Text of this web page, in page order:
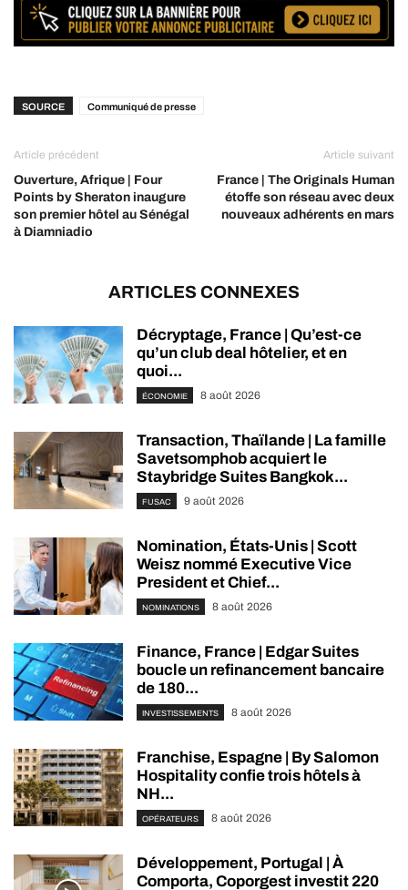
SOURCE Communiqué de presse
Article précédent
Ouverture, Afrique | Four
Points by Sheraton inaugure
son premier hôtel au Sénégal
à Diamniadio
Article suivant
France | The Originals Human
étoffe son réseau avec deux
nouveaux adhérents en mars
ARTICLES CONNEXES
Décryptage, France | Qu’est-ce
qu’un club deal hôtelier, et en
quoi...
ÉCONOMIE 8 août 2026
Transaction, Thaïlande | La famille
Savetsomphob acquiert le
Staybridge Suites Bangkok...
FUSAC 9 août 2026
Nomination, États-Unis | Scott
Weisz nommé Executive Vice
President et Chief...
NOMINATIONS 8 août 2026
Finance, France | Edgar Suites
boucle un refinancement bancaire
de 180...
INVESTISSEMENTS 8 août 2026
Franchise, Espagne | By Salomon
Hospitality confie trois hôtels à
NH...
OPÉRATEURS 8 août 2026
Développement, Portugal | À
Comporta, Coporgest investit 220